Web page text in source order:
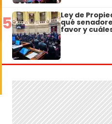
5 Ley de
qué
favor y